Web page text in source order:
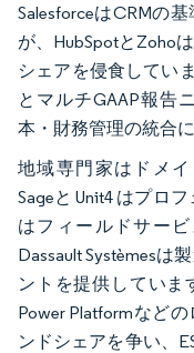
SalesforceはCRMの
が、HubSpotとZoho
シェアを侵食してい
とマルチGAAP報告
本・財務管理の統合
地域専門家はドメ
Sageと Unit4 はプロ
はフィールドサー
Dassault Systèmesは
ントを提供していま
Power Platformなど
ンドシェアを争い、